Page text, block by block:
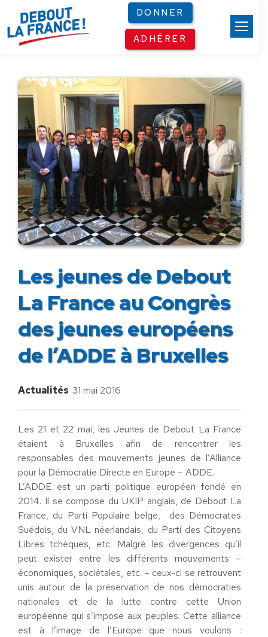
DONNER
ADHÉRER
Les jeunes de Debout
La France au Congrès
des jeunes européens
de l’ADDE à Bruxelles
Actualités 31 mai 2016
Les 21 et 22 mai, les Jeunes de Debout La France
étaient à Bruxelles afin de rencontrer les
responsables des mouvements jeunes de l’Alliance
pour la Démocratie Directe en Europe – ADDE.
L’ADDE est un parti politique européen fondé en
2014. Il se compose du UKIP anglais, de Debout La
France, du Parti Populaire belge, des Démocrates
Suédois, du VNL néerlandais, du Parti des Citoyens
Libres tchèques, etc. Malgré les divergences qu’il
peut exister entre les différents mouvements –
économiques, sociétales, etc. – ceux-ci se retrouvent
unis autour de la préservation de nos démocraties
nationales et de la lutte contre cette Union
européenne qui s’impose aux peuples. Cette alliance
est à l’image de l’Europe que nous voulons :
Panneau de gestion des cookies